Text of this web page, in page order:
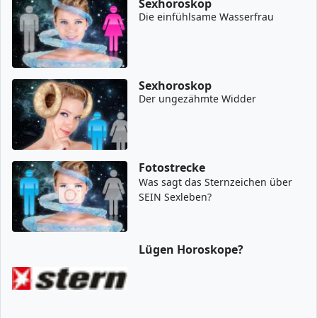
Sexhoroskop
Die einfühlsame Wasserfrau
Sexhoroskop
Der ungezähmte Widder
Fotostrecke
Was sagt das Sternzeichen über
SEIN Sexleben?
Lügen Horoskope?